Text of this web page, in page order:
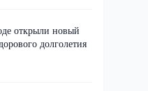
открыли новый
долголетия